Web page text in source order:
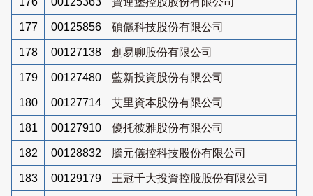
177 00125856 碩儷科技股份有限公司
178 00127138 創易聊股份有限公司
179 00127480 藍新投資股份有限公司
180 00127714 艾里資本股份有限公司
181 00127910 優托彼雅股份有限公司
182 00128832 騰元儀控科技股份有限公司
183 00129179 王冠千大投資控股股份有限公司